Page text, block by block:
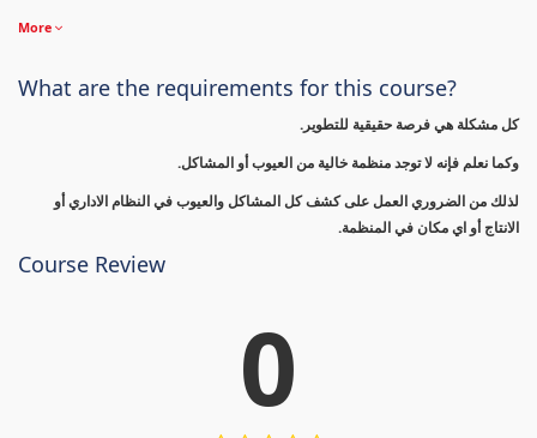
More
What are the requirements for this course?
كل مشكلة هي فرصة حقيقية للتطوير.
وكما نعلم فإنه لا توجد منظمة خالية من العيوب أو المشاكل.
لذلك من الضروري العمل على كشف كل المشاكل والعيوب في النظام الاداري أو
الانتاج أو اي مكان في المنظمة.
Course Review
0